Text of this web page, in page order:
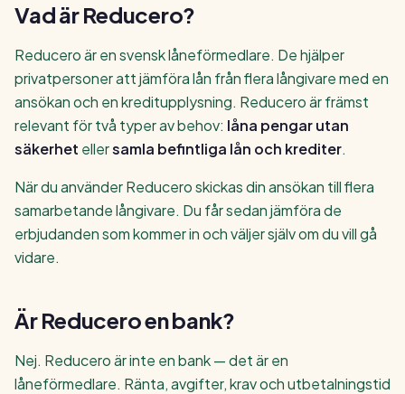
Vad är Reducero?
Reducero är en svensk låneförmedlare. De hjälper
privatpersoner att jämföra lån från flera långivare med en
ansökan och en kreditupplysning. Reducero är främst
relevant för två typer av behov: låna pengar utan
säkerhet ellersamla befintliga lån och krediter.
När du använder Reducero skickas din ansökan till flera
samarbetande långivare. Du får sedan jämföra de
erbjudanden som kommer in och väljer själv om du vill gå
vidare.
Är Reducero en bank?
Nej. Reducero är inte en bank — det är en
låneförmedlare. Ränta, avgifter, krav och utbetalningstid